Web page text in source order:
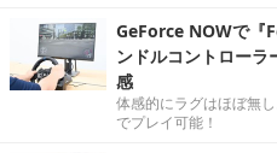
GeForce NOWで『
ンドルコントローラ
感
体感的にラグはほぼ無
でプレイ可能！